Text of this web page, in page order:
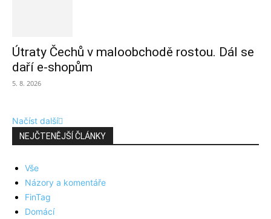
Útraty Čechů v maloobchodě rostou. Dál se
daří e-shopům
5. 8. 2026
Načíst další
NEJČTENĚJŠÍ ČLÁNKY
Vše
Názory a komentáře
FinTag
Domácí